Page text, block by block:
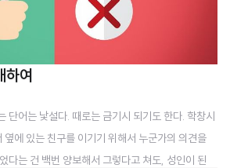
하여
단어는 낯설다. 때로는 금기시 되기도 한다. 학창시
옆에 있는 친구를 이기기 위해서 누군가의 의견을
다는 건 백번 양보해서 그렇다고 쳐도, 성인이 된